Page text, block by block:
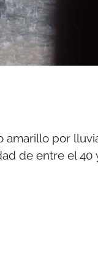
amarillo por
de entre el 40